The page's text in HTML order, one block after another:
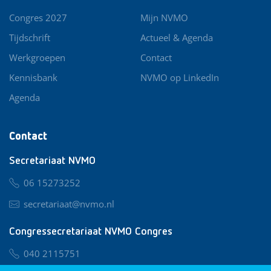
Contact
Secretariaat NVMO
06 15273252
secretariaat@nvmo.nl
Congressecretariaat NVMO Congres
040 2115751
Congres 2027
Tijdschrift
Werkgroepen
Kennisbank
Agenda
Mijn NVMO
Actueel & Agenda
Contact
NVMO op LinkedIn